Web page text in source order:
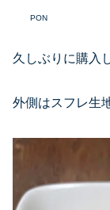
PON
久しぶりに購入
外側はスフレ生